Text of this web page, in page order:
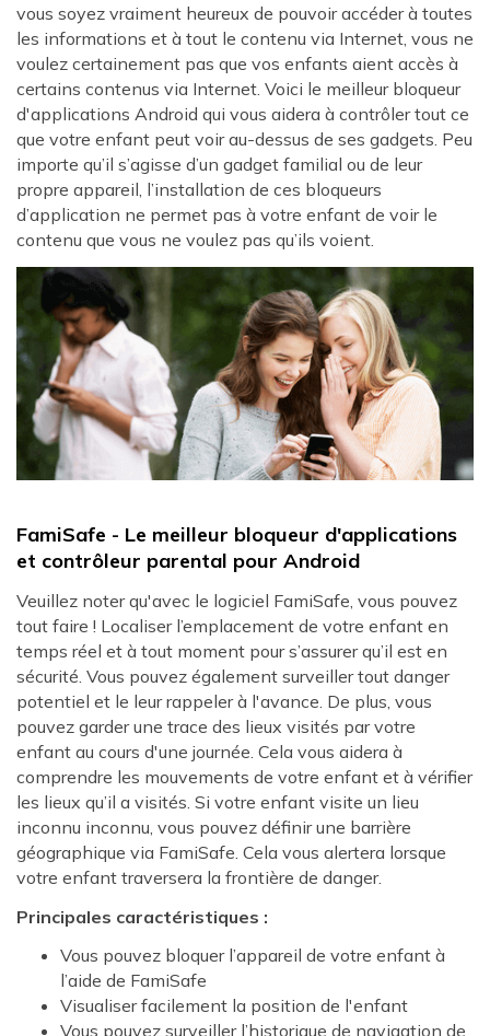
vous soyez vraiment heureux de pouvoir accéder à toutes
les informations et à tout le contenu via Internet, vous ne
voulez certainement pas que vos enfants aient accès à
certains contenus via Internet. Voici le meilleur bloqueur
d'applications Android qui vous aidera à contrôler tout ce
que votre enfant peut voir au-dessus de ses gadgets. Peu
importe qu’il s’agisse d’un gadget familial ou de leur
propre appareil, l’installation de ces bloqueurs
d’application ne permet pas à votre enfant de voir le
contenu que vous ne voulez pas qu’ils voient.
FamiSafe - Le meilleur bloqueur d'applications
et contrôleur parental pour Android
Veuillez noter qu'avec le logiciel FamiSafe, vous pouvez
tout faire ! Localiser l’emplacement de votre enfant en
temps réel et à tout moment pour s’assurer qu’il est en
sécurité. Vous pouvez également surveiller tout danger
potentiel et le leur rappeler à l'avance. De plus, vous
pouvez garder une trace des lieux visités par votre
enfant au cours d'une journée. Cela vous aidera à
comprendre les mouvements de votre enfant et à vérifier
les lieux qu’il a visités. Si votre enfant visite un lieu
inconnu inconnu, vous pouvez définir une barrière
géographique via FamiSafe. Cela vous alertera lorsque
votre enfant traversera la frontière de danger.
Principales caractéristiques :
Vous pouvez bloquer l’appareil de votre enfant à
l’aide de FamiSafe
Visualiser facilement la position de l'enfant
Vous pouvez surveiller l’historique de navigation de